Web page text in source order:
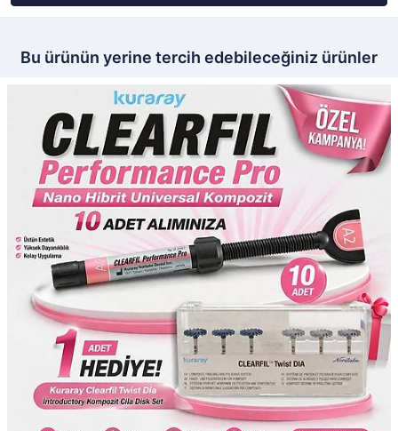
Bu ürünün yerine tercih edebileceğiniz ürünler